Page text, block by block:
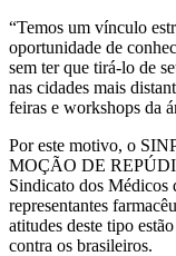
“Temos um vínculo
oportunidade de
sem ter que tirá-lo de
nas cidades mais
feiras e workshops da
Por este motivo, o
MOÇÃO DE
Sindicato dos Médicos
representantes
atitudes deste tipo
contra os brasileiros.